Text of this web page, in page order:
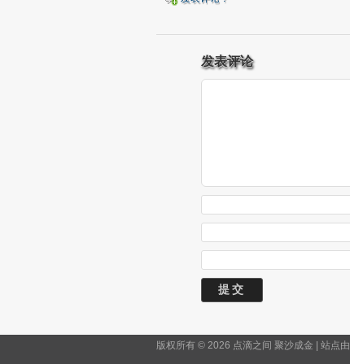
发表评论
版权所有 © 2026 点滴之间 聚沙成金 | 站点由